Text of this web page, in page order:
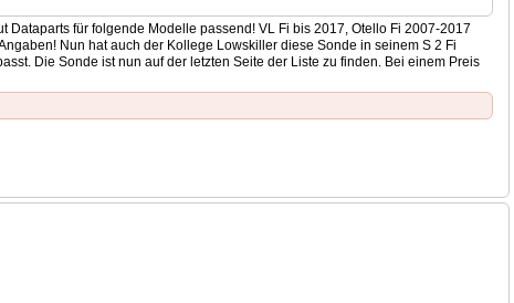
für folgende Modelle passend! VL Fi bis 2017, Otello Fi 2007-2017
Nun hat auch der Kollege Lowskiller diese Sonde in seinem S 2 Fi
Die Sonde ist nun auf der letzten Seite der Liste zu finden. Bei einem Preis